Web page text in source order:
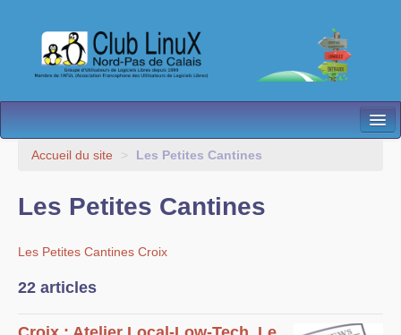
L’Association
Contact
Les antennes
Espace membres
Accueil du site > Les Petites Cantines
Les Petites Cantines
Les Petites Cantines Croix
22 articles